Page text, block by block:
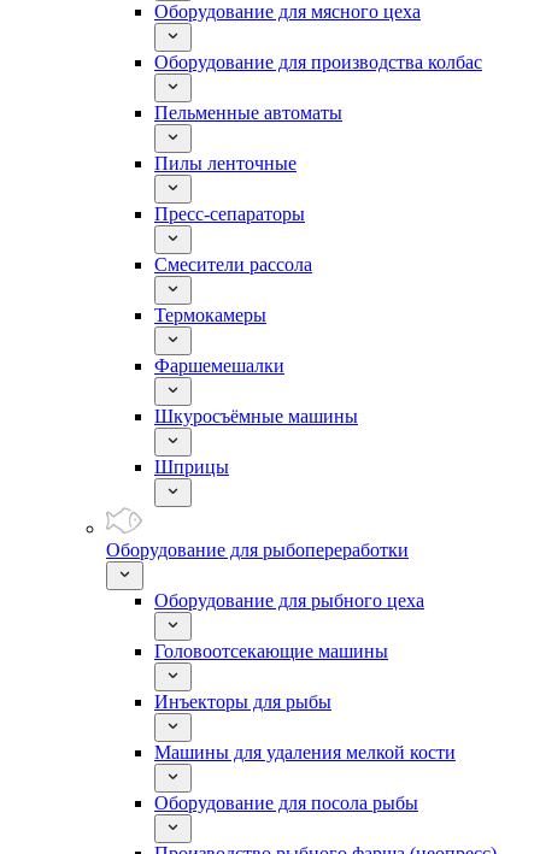
Оборудование для мясного цеха
Оборудование для производства колбас
Пельменные автоматы
Пилы ленточные
Пресс-сепараторы
Смесители рассола
Термокамеры
Фаршемешалки
Шкуросъёмные машины
Шприцы
Оборудование для рыбопереработки
Оборудование для рыбного цеха
Головоотсекающие машины
Инъекторы для рыбы
Машины для удаления мелкой кости
Оборудование для посола рыбы